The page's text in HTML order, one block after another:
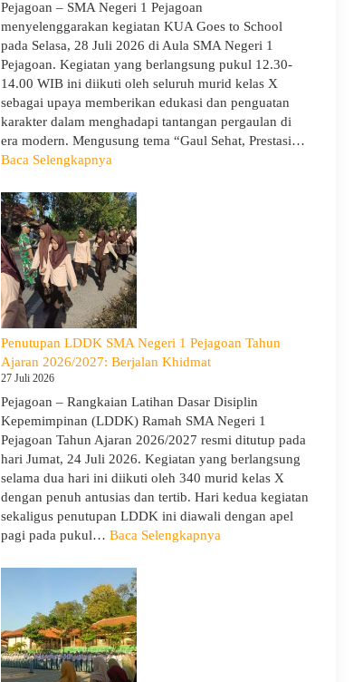
Pejagoan – SMA Negeri 1 Pejagoan
menyelenggarakan kegiatan KUA Goes to School
pada Selasa, 28 Juli 2026 di Aula SMA Negeri 1
Pejagoan. Kegiatan yang berlangsung pukul 12.30-
14.00 WIB ini diikuti oleh seluruh murid kelas X
sebagai upaya memberikan edukasi dan penguatan
karakter dalam menghadapi tantangan pergaulan di
era modern. Mengusung tema “Gaul Sehat, Prestasi…
Baca Selengkapnya
Goes
to
School
Hadir
di
SMA
Negeri
1
Pejagoan,
Bekali
Bijak
Memilih
Pergaulan
Demi
Masa
Depan
Cerah
Penutupan LDDK SMA Negeri 1 Pejagoan Tahun
Ajaran 2026/2027: Berjalan Khidmat
27 Juli 2026
Pejagoan – Rangkaian Latihan Dasar Disiplin
Kepemimpinan (LDDK) Ramah SMA Negeri 1
Pejagoan Tahun Ajaran 2026/2027 resmi ditutup pada
hari Jumat, 24 Juli 2026. Kegiatan yang berlangsung
selama dua hari ini diikuti oleh 340 murid kelas X
dengan penuh antusias dan tertib. Hari kedua kegiatan
sekaligus penutupan LDDK ini diawali dengan apel
pagi pada pukul… Baca Selengkapnya